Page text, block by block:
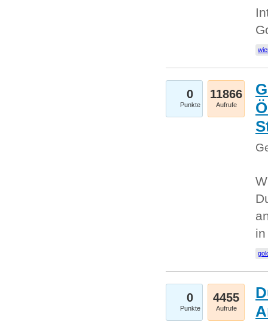
0
Punkte
11866
Aufrufe
0
Punkte
4455
Aufrufe